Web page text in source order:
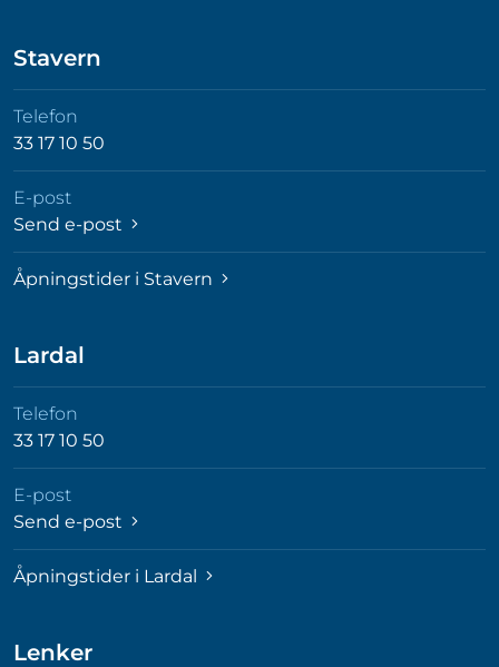
Stavern
Telefon
33 17 10 50
E-post
Send e-post
Åpningstider i Stavern
Lardal
Telefon
33 17 10 50
E-post
Send e-post
Åpningstider i Lardal
Lenker